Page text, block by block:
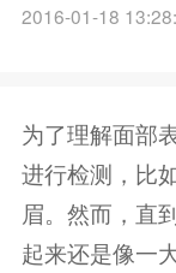
2016-01-18
为了理解面部
进行检测，比
眉。然而，直
起来还是像一